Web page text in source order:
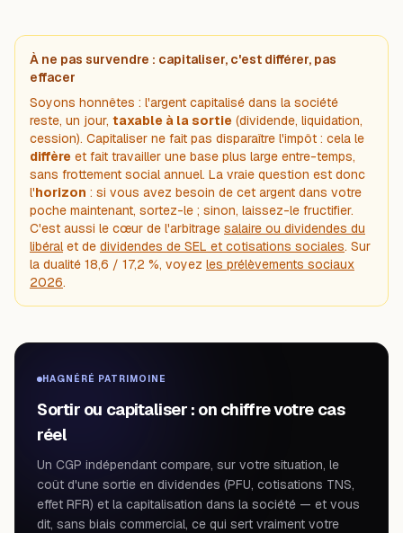
À ne pas survendre : capitaliser, c'est différer, pas
effacer
Soyons honnêtes : l'argent capitalisé dans la société
reste, un jour, taxable à la sortie (dividende, liquidation,
cession). Capitaliser ne fait pas disparaître l'impôt : cela le
diffère et fait travailler une base plus large entre-temps,
sans frottement social annuel. La vraie question est donc
l'horizon : si vous avez besoin de cet argent dans votre
poche maintenant, sortez-le ; sinon, laissez-le fructifier.
C'est aussi le cœur de l'arbitrage salaire ou dividendes du
libéral et de dividendes de SEL et cotisations sociales. Sur
la dualité 18,6 / 17,2 %, voyez les prélèvements sociaux
2026.
HAGNÉRÉ PATRIMOINE
Sortir ou capitaliser : on chiffre votre cas
réel
Un CGP indépendant compare, sur votre situation, le
coût d'une sortie en dividendes (PFU, cotisations TNS,
effet RFR) et la capitalisation dans la société — et vous
dit, sans biais commercial, ce qui sert vraiment votre